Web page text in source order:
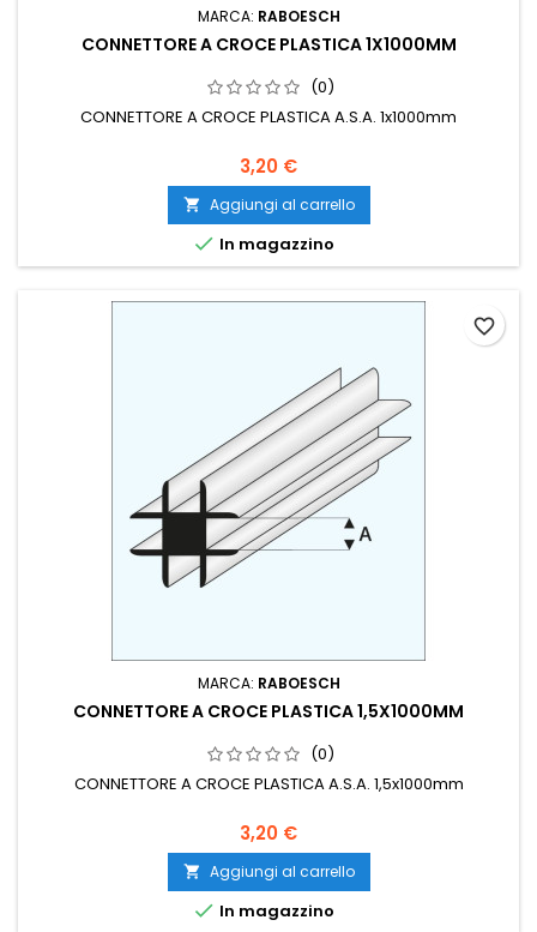
MARCA: RABOESCH
CONNETTORE A CROCE PLASTICA 1X1000MM
(0)
CONNETTORE A CROCE PLASTICA A.S.A. 1x1000mm
3,20 €
 Aggiungi al carrello
 In magazzino
MARCA: RABOESCH
CONNETTORE A CROCE PLASTICA 1,5X1000MM
(0)
CONNETTORE A CROCE PLASTICA A.S.A. 1,5x1000mm
3,20 €
 Aggiungi al carrello
 In magazzino
favorite_border